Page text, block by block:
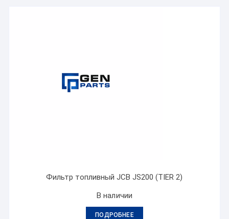
Фильтр топливный JCB JS200 (TIER 2)
В наличии
ПОДРОБНЕЕ